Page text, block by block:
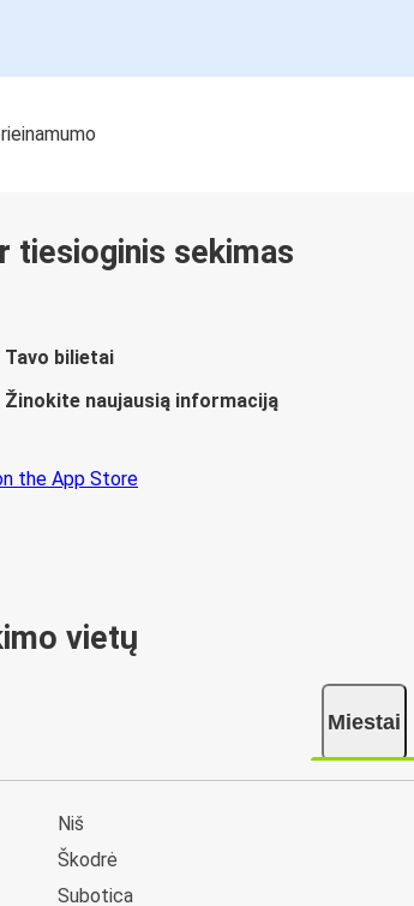
tiesioginis sekimas
Tavo bilietai
Žinokite naujausią informaciją
vietų
Miestai
Niš
Škodrė
Subotica